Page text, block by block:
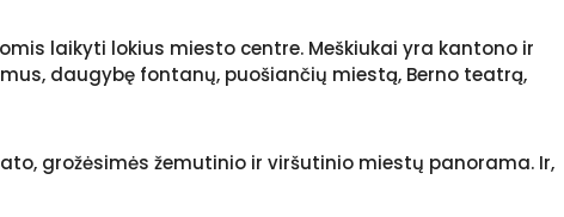
laikyti lokius miesto centre. Meškiukai yra kantono ir
daugybę fontanų, puošiančių miestą, Berno teatrą,
grožėsimės žemutinio ir viršutinio miestų panorama. Ir,